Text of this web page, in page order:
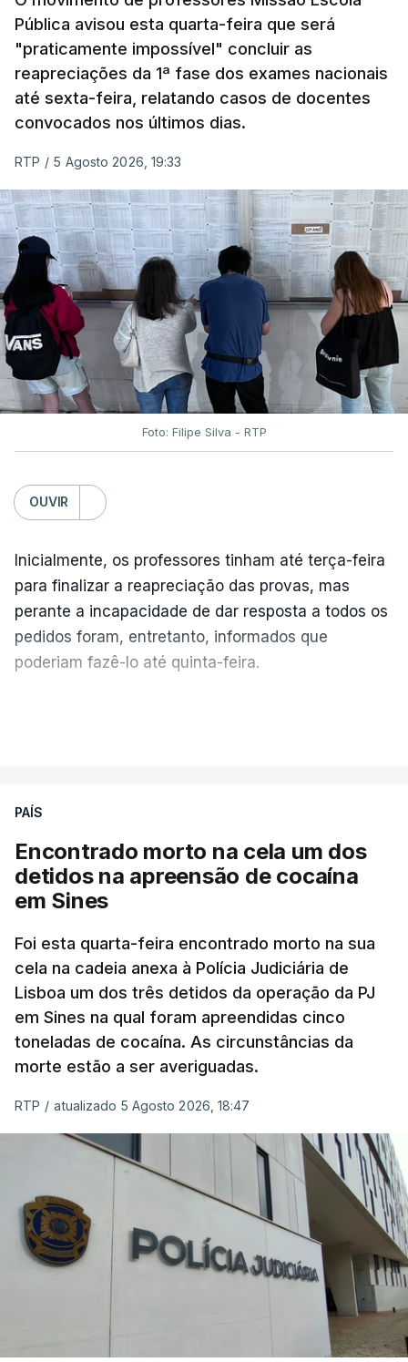
Pública avisou esta quarta-feira que será
"praticamente impossível" concluir as
reapreciações da 1ª fase dos exames nacionais
até sexta-feira, relatando casos de docentes
convocados nos últimos dias.
RTP / 5 Agosto 2026, 19:33
Foto: Filipe Silva - RTP
OUVIR
Inicialmente, os professores tinham até terça-feira
para finalizar a reapreciação das provas, mas
perante a incapacidade de dar resposta a todos os
pedidos foram, entretanto, informados que
poderiam fazê-lo até quinta-feira.
No domingo, estavam concluídos cerca de 50 por
cento dos mais de 20 mil pedidos de reapreciação,
mas Cristina Mota, porta-voz da Missão Escola
Pública, tem dúvidas de que o processo esteja
"Durante o fim de semana e nos últimos dias,
apercebamo-nos que ainda estão a ser
convocados professores para reapreciações"
disse a professora à agência Lusa."Será
praticamente impossível termos a totalidade
Segundo os docentes, o processo de reapreciação
está a enfrentar vários constrangimentos. Há
casos em que faltam os modelos preenchidos
pelos alunos com a alegação justificativa para o
pedido de reapreciação, ou os documentos que os
relatores devem preencher.
"Este é um processo muito mais burocrático"
sublinhou Cristina Mota, afirmando que, além do
PAÍS
Encontrado morto na cela um dos
detidos na apreensão de cocaína
em Sines
Foi esta quarta-feira encontrado morto na sua
cela na cadeia anexa à Polícia Judiciária de
Lisboa um dos três detidos da operação da PJ
em Sines na qual foram apreendidas cinco
toneladas de cocaína. As circunstâncias da
morte estão a ser averiguadas.
RTP / atualizado 5 Agosto 2026, 18:47